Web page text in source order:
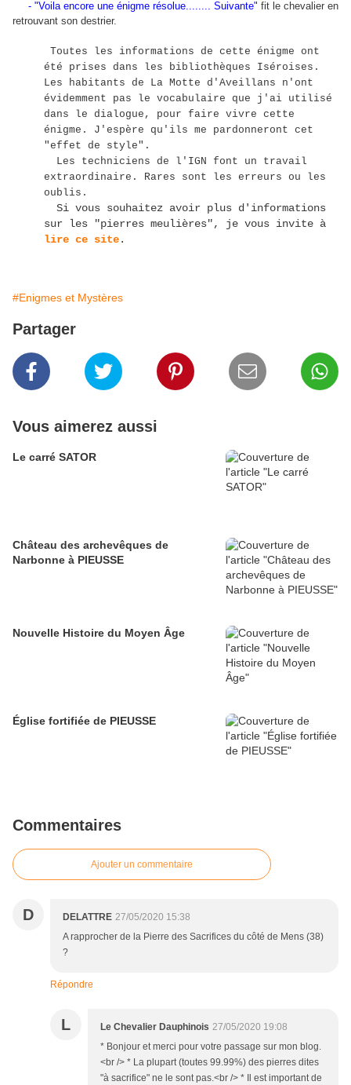
- "Voila encore une énigme résolue........ Suivante" fit le chevalier en
retrouvant son destrier.
Toutes les informations de cette énigme ont
été prises dans les bibliothèques Iséroises.
Les habitants de La Motte d'Aveillans n'ont
évidemment pas le vocabulaire que j'ai utilisé
dans le dialogue, pour faire vivre cette
énigme. J'espère qu'ils me pardonneront cet
"effet de style".
Les techniciens de l'IGN font un travail
extraordinaire. Rares sont les erreurs ou les
oublis.
Si vous souhaitez avoir plus d'informations
sur les "pierres meulières", je vous invite à
lire ce site.
#Enigmes et Mystères
Partager
Vous aimerez aussi
Le carré SATOR
Château des archevêques de
Narbonne à PIEUSSE
Nouvelle Histoire du Moyen Âge
Église fortifiée de PIEUSSE
Commentaires
Ajouter un commentaire
D DELATTRE 27/05/2020 15:38
A rapprocher de la Pierre des Sacrifices du côté de Mens (38)
?
Répondre
L Le Chevalier Dauphinois 27/05/2020 19:08
* Bonjour et merci pour votre passage sur mon blog.
<br /> * La plupart (toutes 99.99%) des pierres dites
"à sacrifice" ne le sont pas.<br /> * Il est important de